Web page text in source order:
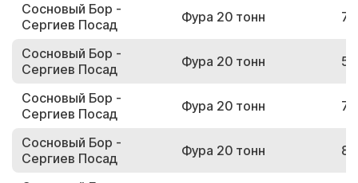
Сосновый Бор -
Сергиев Посад
Фура 20 тонн
Сосновый Бор -
Сергиев Посад
Фура 20 тонн
Сосновый Бор -
Сергиев Посад
Фура 20 тонн
Сосновый Бор -
Сергиев Посад
Фура 20 тонн